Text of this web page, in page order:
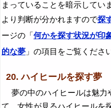
まっていることを暗示してい
より判断が分かれますので探
ージの「 何かを探す状況が印
的な夢 」の項目をご覧くださ
20. ハイヒールを探す夢
夢の中のハイヒールは魅力
て、女性が見るハイヒールを